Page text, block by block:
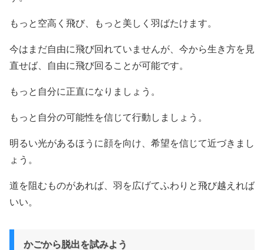
もっと空高く飛び、もっと美しく羽ばたけます。
今はまだ自由に飛び回れていませんが、今から生き方を見
直せば、自由に飛び回ることが可能です。
もっと自分に正直になりましょう。
もっと自分の可能性を信じて行動しましょう。
明るい光があるほうに顔を向け、希望を信じて近づきまし
ょう。
道を阻むものがあれば、羽を広げてふわりと飛び越えれば
いい。
かごから脱出を試みよう